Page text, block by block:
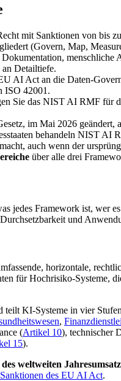
mit Sanktionen von bis
(Govern, Map,
Detailtiefe.
AI Act an die Daten-
ISO 42001.
Sie das NIST AI RMF für
im Mai 2026
behandeln NIST
auch wenn der
über alle drei
jedes Framework ist, wer
und
horizontale,
für Hochrisiko-Systeme,
teilt KI-Systeme in vier
,
(Artikel 10), technischer
15).
weltweiten
des EU AI Act.